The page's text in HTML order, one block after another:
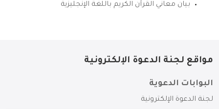
بيان معاني القرآن الكريم باللغة الإنجليزية
مواقع لجنة الدعوة الإلكترونية
البوابات الدعوية
لجنة الدعوة الإلكترونية